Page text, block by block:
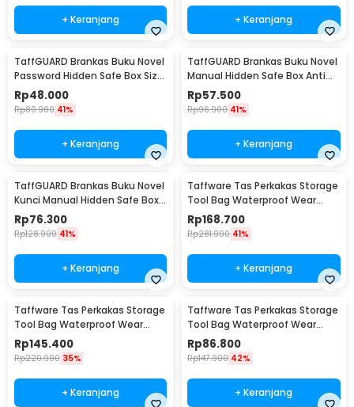
+ Keranjang + Keranjang
TaffGUARD Brankas Buku Novel
Password Hidden Safe Box Size
S - KB-20P
Rp48.000
Rp80.900 41%
+ Keranjang
TaffGUARD Brankas Buku Novel
Manual Hidden Safe Box Anti
Maling Size M - KB-20L
Rp57.500
Rp96.900 41%
+ Keranjang
TaffGUARD Brankas Buku Novel
Kunci Manual Hidden Safe Box
Size L Love - KB-20L
Rp76.300
Rp128.900 41%
+ Keranjang
Taffware Tas Perkakas Storage
Tool Bag Waterproof Wear
Resistant 23 Inch - A02584
Rp168.700
Rp281.900 41%
+ Keranjang
Taffware Tas Perkakas Storage
Tool Bag Waterproof Wear
Resistant 21 Inch - A02584
Rp145.400
Rp220.900 35%
+ Keranjang
Taffware Tas Perkakas Storage
Tool Bag Waterproof Wear
Resistant 18 Inch - A03403
Rp86.800
Rp147.900 42%
+ Keranjang